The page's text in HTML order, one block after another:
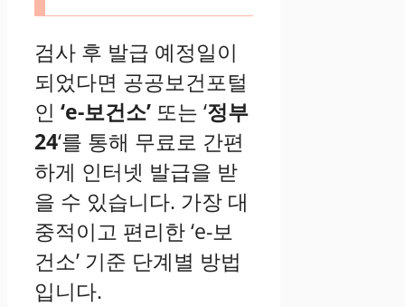
검사 후 발급 예정일이
되었다면 공공보건포털
인 ‘e-보건소’ 또는 ‘정부
24‘를 통해 무료로 간편
하게 인터넷 발급을 받
을 수 있습니다. 가장 대
중적이고 편리한 ‘e-보
건소’ 기준 단계별 방법
입니다.